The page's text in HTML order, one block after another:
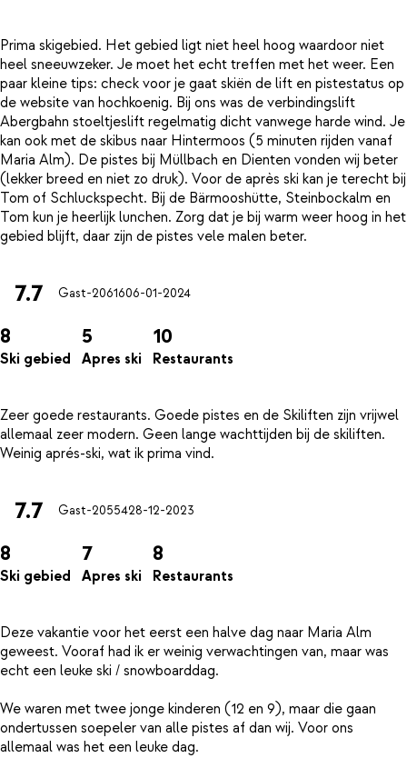
Prima skigebied. Het gebied ligt niet heel hoog waardoor niet
heel sneeuwzeker. Je moet het echt treffen met het weer. Een
paar kleine tips: check voor je gaat skiën de lift en pistestatus op
de website van hochkoenig. Bij ons was de verbindingslift
Abergbahn stoeltjeslift regelmatig dicht vanwege harde wind. Je
kan ook met de skibus naar Hintermoos (5 minuten rijden vanaf
Maria Alm). De pistes bij Müllbach en Dienten vonden wij beter
(lekker breed en niet zo druk). Voor de après ski kan je terecht bij
Tom of Schluckspecht. Bij de Bärmooshütte, Steinbockalm en
Tom kun je heerlijk lunchen. Zorg dat je bij warm weer hoog in het
7.7 Gast-2061606-01-2024
8
Ski gebied
5
Apres ski
10
Restaurants
Zeer goede restaurants. Goede pistes en de Skiliften zijn vrijwel
allemaal zeer modern. Geen lange wachttijden bij de skiliften.
7.7 Gast-2055428-12-2023
8
Ski gebied
7
Apres ski
8
Restaurants
Deze vakantie voor het eerst een halve dag naar Maria Alm
geweest. Vooraf had ik er weinig verwachtingen van, maar was
echt een leuke ski / snowboarddag.
We waren met twee jonge kinderen (12 en 9), maar die gaan
ondertussen soepeler van alle pistes af dan wij. Voor ons
allemaal was het een leuke dag.